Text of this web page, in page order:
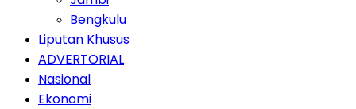
Bengkulu
Liputan Khusus
ADVERTORIAL
Nasional
Ekonomi